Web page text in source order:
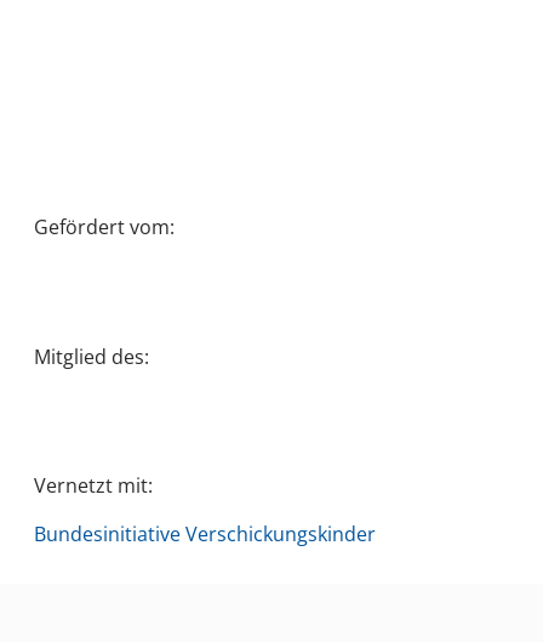
Gefördert vom:
Mitglied des:
Vernetzt mit:
Bundesinitiative Verschickungskinder